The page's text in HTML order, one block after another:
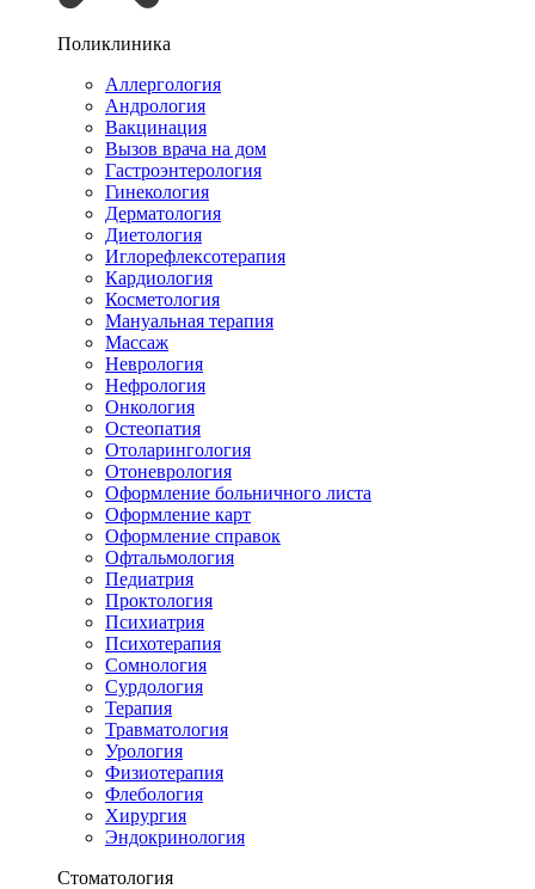
Поликлиника
Аллергология
Андрология
Вакцинация
Вызов врача на дом
Гастроэнтерология
Гинекология
Дерматология
Диетология
Иглорефлексотерапия
Кардиология
Косметология
Мануальная терапия
Массаж
Неврология
Нефрология
Онкология
Остеопатия
Отоларингология
Отоневрология
Оформление больничного листа
Оформление карт
Оформление справок
Офтальмология
Педиатрия
Проктология
Психиатрия
Психотерапия
Сомнология
Сурдология
Терапия
Травматология
Урология
Физиотерапия
Флебология
Хирургия
Эндокринология
Стоматология